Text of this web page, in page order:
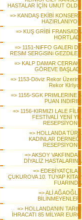
HASTALAR İÇİN UMUT OLDU
=> KANDAŞ EKİBİ KONSERE
HAZIRLANIYOR
=> KUŞ GRİBİ FRANSA’DA
HORTLADI
=> 1151-NiFFO GALERi DE
RESiM SERGiSiNi GEZDiLER
=> KALP DAMAR CERRAHI
GÖREVE BAŞLADI
=> 1153-Döviz Rekor Üzerine
Rekor KIrIyor
=> 1155-SGK PRIMLERINE 5
PUAN INDIRIM
=> 1156-KIRMIZI LALE FİLM
FESTİVALİ YENİ YIL
RESEPSİYONU
=> HOLLANDA TÜRK
KADINLAR DERNEĞİ
RESEPSİYONU
=> AKSOY VAKFINDAN
DİYALİZ HASTALARINA
=> EDEBİYATÇILAR
ÇUKUROVA 10. TÜYAP KİTAP
FUARINDA
=> ALİ AĞAOĞLU
BİLİNMEYENLERİ
=> HOLLANDA’NIN TARIM
İHRACATI 85 MİLYAR EURO